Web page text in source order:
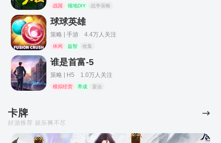
战国 领地DIY 战争策略
球球英雄
策略 | 手游 4.4万人关注
休闲 益智 收集
谁是首富-5
策略 | H5 1.0万人关注
模拟经营 养成 宴会
卡牌
好游推荐 娱乐爽不尽